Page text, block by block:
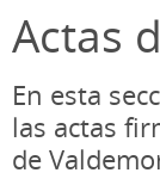
Actas
En esta
las actas
de